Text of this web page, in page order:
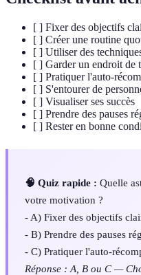
[ ] Fixer des objectifs
[ ] Créer une routine
[ ] Utiliser des
[ ] Garder un endroit de
[ ] Pratiquer l'auto-
[ ] S'entourer de
[ ] Visualiser ses succès
[ ] Prendre des pauses
[ ] Rester en bonne
🧠 Quiz rapide : Quelle
votre motivation ?
- A) Fixer des objectifs
- B) Prendre des pauses
- C) Pratiquer l'auto-
Réponse : A, B ou C —